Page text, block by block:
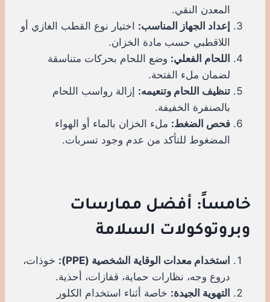
المعدن النقي.
إعداد الجهاز المناسب: اختيار نوع القطب الغازي أو
اللاقطبي حسب مادة الخزان.
اللحام الفعلي: وضع اللحام بحركات متناسقة
لضمان ملء الفتحة.
تنظيف اللحام وتنعيمه: إزالة رواسب اللحام
بالصنفرة الخفيفة.
فحص الضغط: ملء الخزان بالماء أو الهواء
المضغوط للتأكد من عدم وجود تسربات.
خامساً: أفضل ممارسات
وبروتوكولات السلامة
استخدام معدات الوقاية الشخصية (PPE):
خوذات،
دروع وجه، نظارات حماية، قفازات، أحذية.
التهوية الجيدة: خاصة أثناء استخدام الكلور